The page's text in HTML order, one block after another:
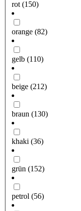
rot (150)
orange (82)
gelb (110)
beige (212)
braun (130)
khaki (36)
grün (152)
petrol (56)